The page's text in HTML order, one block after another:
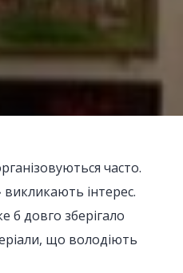
часто.
інтерес.
б довго зберігало
що володіють